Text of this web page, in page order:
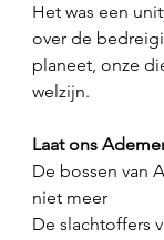
Het was een
over de
planeet, onze
welzijn.
Laat ons
De bossen van
niet meer
De slachtoffers